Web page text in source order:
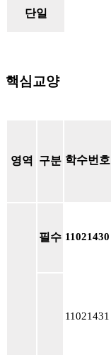
단일
핵심교양
영역 구분 학수번호
필수 11021430
11021431